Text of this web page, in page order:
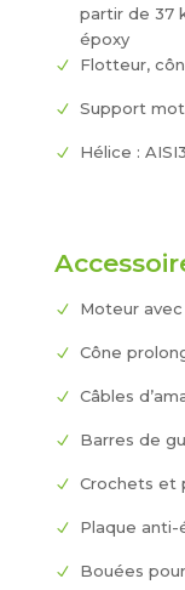
partir de 37
époxy
Flotteur,
Support
Hélice :
Moteur
Cône
Câbles
Barres de
Crochets et
Plaque anti-
Bouées